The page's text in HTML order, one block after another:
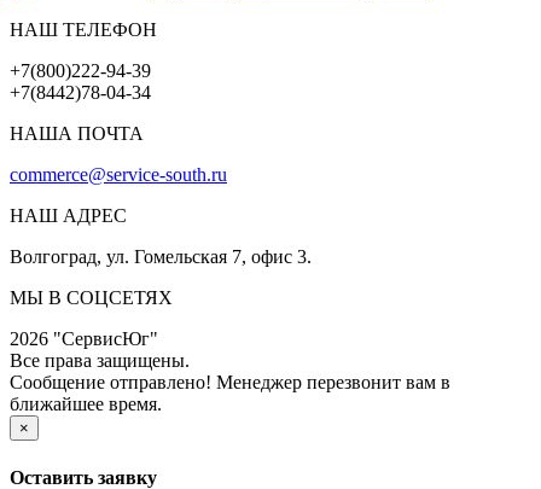
НАШ ТЕЛЕФОН
+7(800)222-94-39
+7(8442)78-04-34
НАША ПОЧТА
commerce@service-south.ru
НАШ АДРЕС
Волгоград, ул. Гомельская 7, офис 3.
МЫ В СОЦСЕТЯХ
2026 "СервисЮг"
Все права защищены.
Сообщение отправлено! Менеджер перезвонит вам в
ближайшее время.
×
Оставить заявку